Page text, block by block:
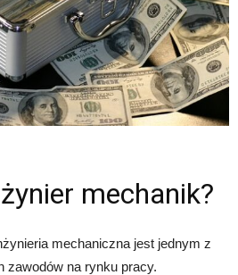
mechanik?
mechaniczna jest jednym z
zawodów na rynku pracy.